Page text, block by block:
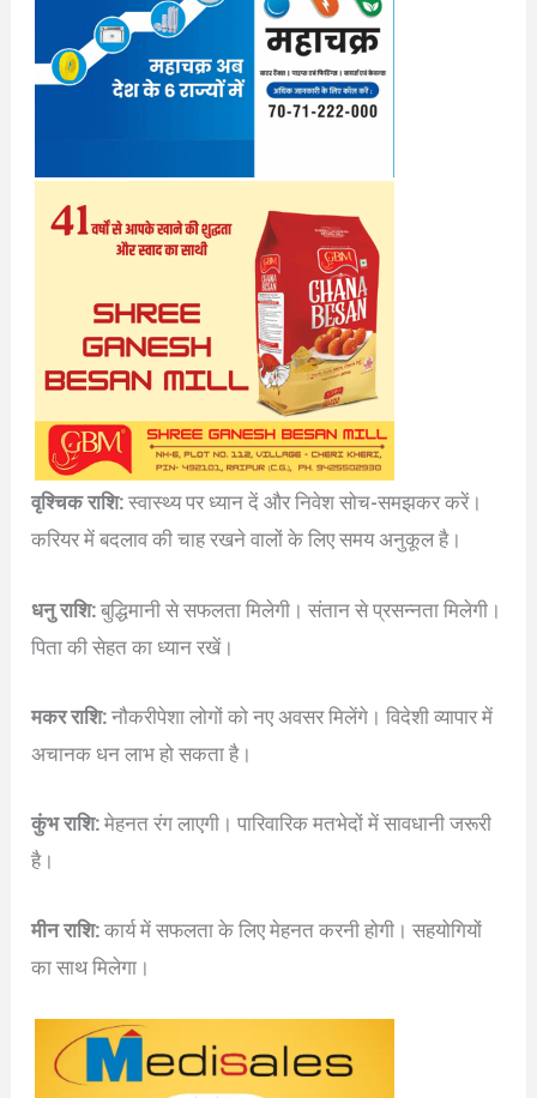
वृश्चिक राशि: स्वास्थ्य पर ध्यान दें और निवेश सोच-समझकर करें।
करियर में बदलाव की चाह रखने वालों के लिए समय अनुकूल है।
धनु राशि: बुद्धिमानी से सफलता मिलेगी। संतान से प्रसन्नता मिलेगी।
पिता की सेहत का ध्यान रखें।
मकर राशि: नौकरीपेशा लोगों को नए अवसर मिलेंगे। विदेशी व्यापार में
अचानक धन लाभ हो सकता है।
कुंभ राशि: मेहनत रंग लाएगी। पारिवारिक मतभेदों में सावधानी जरूरी
है।
मीन राशि: कार्य में सफलता के लिए मेहनत करनी होगी। सहयोगियों
का साथ मिलेगा।